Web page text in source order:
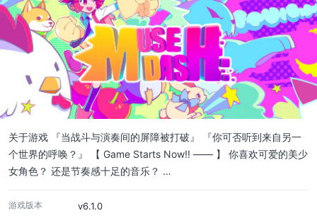
关于游戏 『当战斗与演奏间的屏障被打破』 『你可否听到来自另一
个世界的呼唤？』 【 Game Starts Now!! —— 】 你喜欢可爱的美少
女角色？ 还是节奏感十足的音乐？ …
游戏版本 v6.1.0